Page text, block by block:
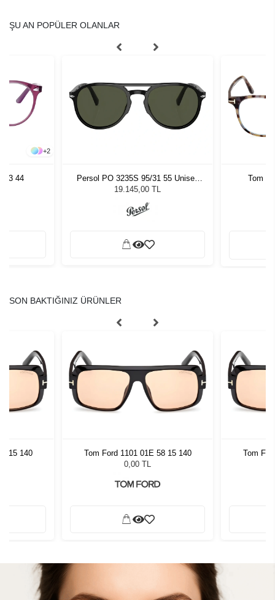
ŞU AN POPÜLER OLANLAR
+2
44
Persol PO 3235S 95/31 55 Unisex
Güneş Gözlüğü
19.145,00 TL
Tom
SON BAKTIĞINIZ ÜRÜNLER
15 140
Tom Ford 1101 01E 58 15 140
0,00 TL
Tom